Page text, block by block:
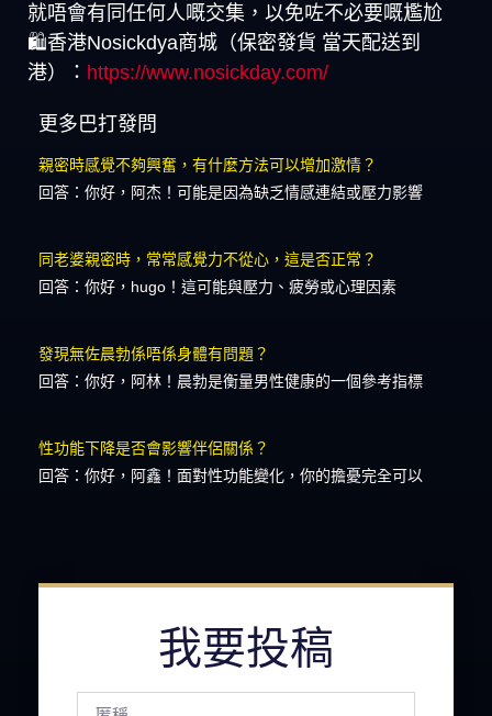
就唔會有同任何人嘅交集，以免咗不必要嘅尷尬
🛍️香港Nosickdya商城（保密發貨 當天配送到
港）： https://www.nosickday.com/
更多巴打發問
親密時感覺不夠興奮，有什麼方法可以增加激情？
回答：你好，阿杰！可能是因為缺乏情感連結或壓力影響
同老婆親密時，常常感覺力不從心，這是否正常？
回答：你好，hugo！這可能與壓力、疲勞或心理因素
發現無佐晨勃係唔係身體有問題？
回答：你好，阿林！晨勃是衡量男性健康的一個參考指標
性功能下降是否會影響伴侶關係？
回答：你好，阿鑫！面對性功能變化，你的擔憂完全可以
我要投稿